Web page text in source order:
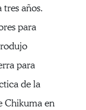
años.
para
para
de la
Chikuma en